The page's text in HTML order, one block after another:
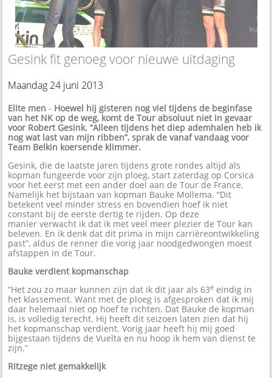
Gesink fit genoeg voor nieuwe uitdaging
Maandag 24 juni 2013
Elite men - Hoewel hij gisteren nog viel tijdens de beginfase
van het NK op de weg, komt de Tour absoluut niet in gevaar
voor Robert Gesink. “Alleen tijdens het diep ademhalen heb ik
nog wat last van mijn ribben”, sprak de vanaf vandaag voor
Team Belkin koersende klimmer.
Gesink, die de laatste jaren tijdens grote rondes altijd als
kopman fungeerde voor zijn ploeg, start zaterdag op Corsica
voor het eerst met een ander doel aan de Tour de France.
Namelijk het bijstaan van kopman Bauke Mollema. “Dit
betekent veel minder stress en bovendien hoef ik niet
constant bij de eerste dertig te rijden. Op deze
manier verwacht ik dat ik met veel meer plezier de Tour kan
beleven. En ik denk dat dit prima in mijn carrièreontwikkeling
past”, aldus de renner die vorig jaar noodgedwongen moest
afstappen in de Tour.
Bauke verdient kopmanschap
“Het zou zo maar kunnen zijn dat ik dit jaar als 63e eindig in
het klassement. Want met de ploeg is afgesproken dat ik mij
daar helemaal niet op hoef te richten. Dat Bauke de kopman
is, is volledig terecht. Hij heeft dit seizoen laten zien dat hij
het kopmanschap verdient. Vorig jaar heeft hij mij goed
bijgestaan tijdens de Vuelta en nu hoop ik hem van dienst te
zijn.”
Ritzege niet gemakkelijk